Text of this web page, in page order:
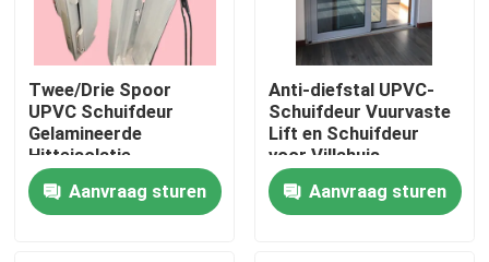
Huis
Twee/Drie Spoor
UPVC Schuifdeur
Gelamineerde
Hitteisolatie
Aanvraag sturen
Anti-diefstal UPVC-
Schuifdeur Vuurvaste
Lift en Schuifdeur
voor Villahuis
Aanvraag sturen